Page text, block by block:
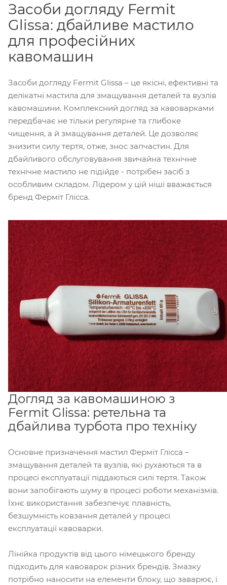
Засоби догляду Fermit
Glissa: дбайливе мастило
для професійних
кавомашин
Засоби догляду Fermit Glissa – це якісні, ефективні та
делікатні мастила для змащування деталей та вузлів
кавомашини. Комплексний догляд за кавоварками
передбачає не тільки регулярне та глибоке
чищення, а й змащування деталей. Це дозволяє
знизити силу тертя, отже, знос запчастин. Для
дбайливого обслуговування звичайна технічне
технічне мастило не підійде - потрібен засіб з
особливим складом. Лідером у цій ніші вважається
бренд Ферміт Глісса.
Догляд за кавомашиною з
Fermit Glissa: ретельна та
дбайлива турбота про техніку
Основне призначення мастил Ферміт Глісса –
змащування деталей та вузлів, які рухаються та в
процесі експлуатації піддаються силі тертя. Також
вони запобігають шуму в процесі роботи механізмів.
Їхнє використання забезпечує плавність,
безшумність ковзання деталей у процесі
експлуатації кавоварки.
Лінійка продуктів від цього німецького бренду
підходить для кавоварок різних брендів. Змазку
потрібно наносити на елементи блоку, що заварює, і